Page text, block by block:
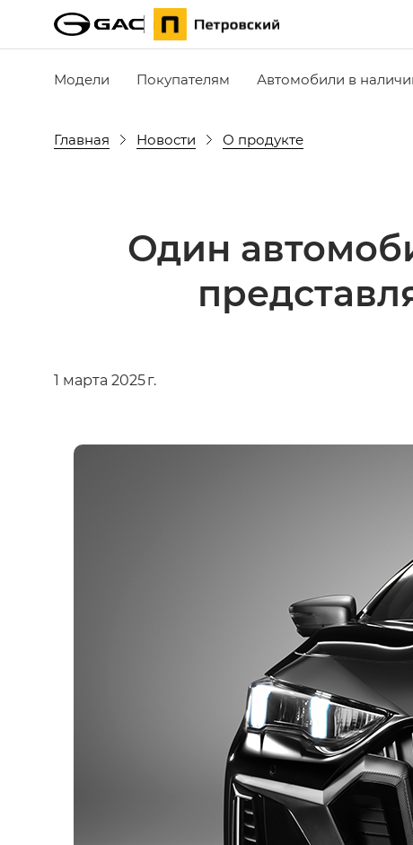
Модели Покупателям Автомобили в
Главная Новости О продукте
Один
1 марта 2025 г.